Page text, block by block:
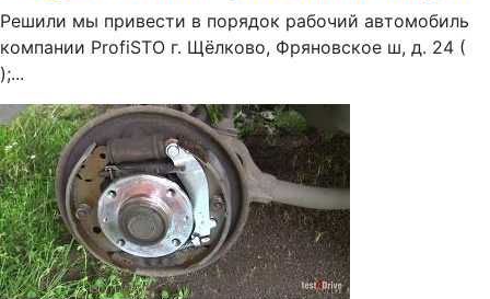
Решили мы привести в порядок рабочий автомобиль
компании ProfiSTO г. Щёлково, Фряновское ш, д. 24 (
);...